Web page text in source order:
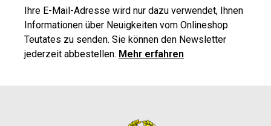
Ihre E-Mail-Adresse wird nur dazu verwendet, Ihnen
Informationen über Neuigkeiten vom Onlineshop
Teutates zu senden. Sie können den Newsletter
jederzeit abbestellen. Mehr erfahren